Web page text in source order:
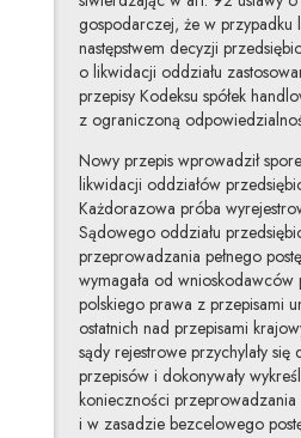
gospodarczej, że w przypadku
następstwem decyzji
o likwidacji oddziału
przepisy Kodeksu spółek
z ograniczoną
Nowy przepis wprowadził
likwidacji oddziałów
Każdorazowa próba
Sądowego oddziału
przeprowadzania pełnego
wymagała od
polskiego prawa z przepisami
ostatnich nad przepisami
sądy rejestrowe przychylały
przepisów i dokonywały
konieczności przeprowadzania
i w zasadzie bezcelowego